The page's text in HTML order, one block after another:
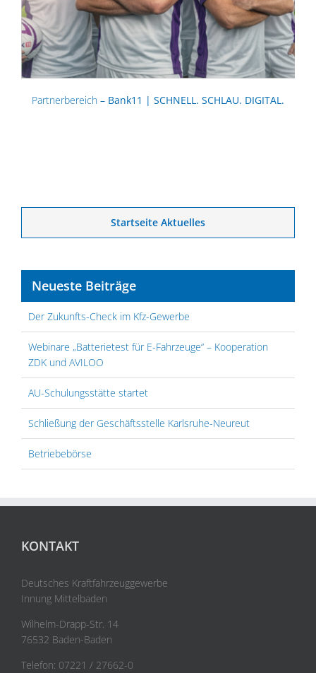
Partnerbereich – Bank11 | SCHNELL. SCHLAU. DIGITAL.
Startseite Aktuelles
Neueste Beiträge
Der Zukunfts-Check im Kfz-Gewerbe
Webinare „Batterietest für E-Fahrzeuge“ – Kooperation
ZDK und AVILOO
AU-Schulungsstätte startet
Schließung der Geschäftsstelle Karlsruhe-Neureut
Betriebebörse
KONTAKT
Deutsches Kraftfahrzeuggewerbe
Innung Mittelbaden
Wilhelm-Drapp-Str. 14
76532 Baden-Baden
Telefon: 07221 / 27662-0